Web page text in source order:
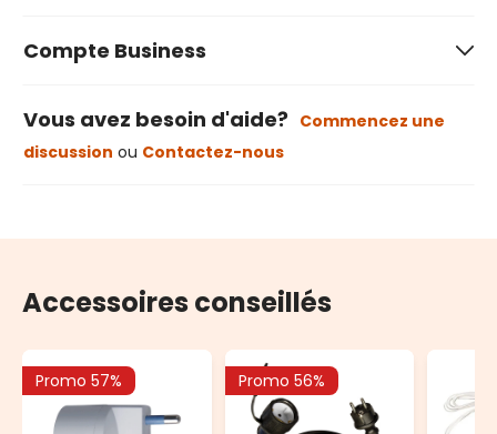
Compte Business
Vous avez besoin d'aide? Commencez une
discussion ou Contactez-nous
Accessoires conseillés
Promo 57% Promo 56%